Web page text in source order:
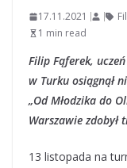
17.11.2021
1 min read
Filip Fąferek,
w Turku osiągnął
„Od Młodzika do
Warszawie zdobył
13 listopada na